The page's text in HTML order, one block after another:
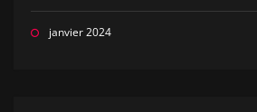
janvier 2024